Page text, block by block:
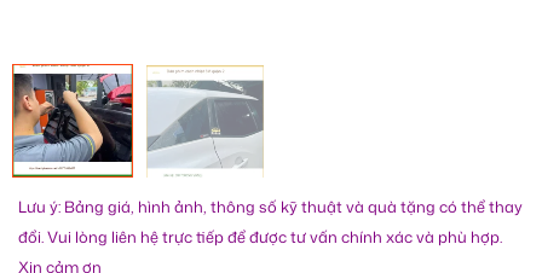
Lưu ý: Bảng giá, hình ảnh, thông số kỹ thuật và quà tặng có thể thay
đổi. Vui lòng liên hệ trực tiếp để được tư vấn chính xác và phù hợp.
Xin cảm ơn